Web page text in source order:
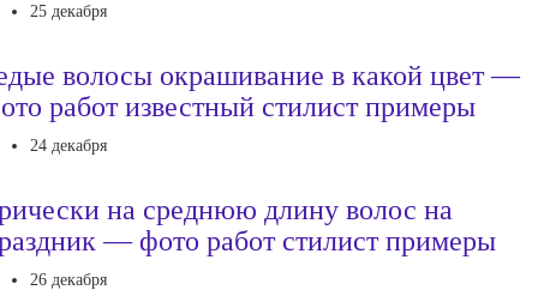
25 декабря
волосы окрашивание в какой цвет —
работ известный стилист примеры
24 декабря
на среднюю длину волос на
— фото работ стилист примеры
26 декабря